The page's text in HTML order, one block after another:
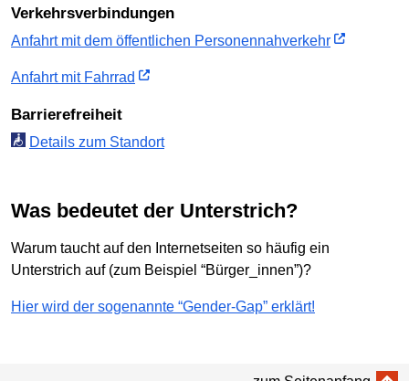
Verkehrs­verbindungen
Anfahrt mit dem öffent­lichen Personen­nah­verkehr
Anfahrt mit Fahrrad
Barriere­freiheit
Details zum Standort
Was bedeutet der Unterstrich?
Warum taucht auf den Internetseiten so häufig ein
Unterstrich auf (zum Beispiel “Bürger_innen”)?
Hier wird der sogenannte “Gender-Gap” erklärt!